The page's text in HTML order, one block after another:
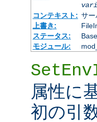
コンテキスト: サー
上書き:
ステータス:
Base
モジュール:
属性に
初の引